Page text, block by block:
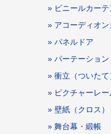
» ビニールカーテ
» アコーディオン
» パネルドア
» パーテーション
» 衝立（ついたて
» ピクチャーレー
» 壁紙（クロス）
» 舞台幕・緞帳